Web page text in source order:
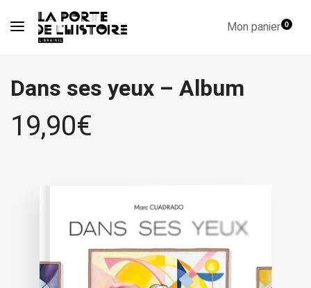
Mon panier0
Dans ses yeux – Album
19,90€